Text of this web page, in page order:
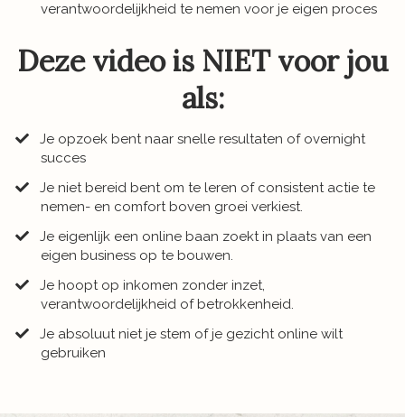
verantwoordelijkheid te nemen voor je eigen proces
Deze video is NIET voor jou
als:
Je opzoek bent naar snelle resultaten of overnight
succes
​Je niet bereid bent om te leren of consistent actie te
nemen- en comfort boven groei verkiest.
​Je eigenlijk een online baan zoekt in plaats van een
eigen business op te bouwen.
​Je hoopt op inkomen zonder inzet,
verantwoordelijkheid of betrokkenheid.
​Je absoluut niet je stem of je gezicht online wilt
gebruiken